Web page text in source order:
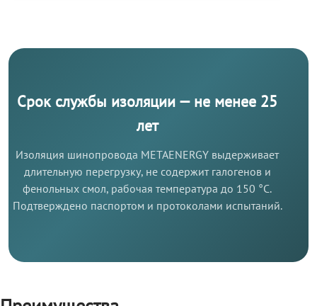
Срок службы изоляции — не менее 25
лет
Изоляция шинопровода METAENERGY выдерживает
длительную перегрузку, не содержит галогенов и
фенольных смол, рабочая температура до 150 °C.
Подтверждено паспортом и протоколами испытаний.